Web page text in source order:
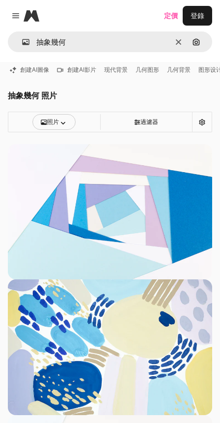
Close menu
Magnific
清除 通過圖
定價 登錄
創建AI圖像 創建AI影片 现代背景 几何图形 几何背景 图形设
抽象幾何 照片
照片 過濾器